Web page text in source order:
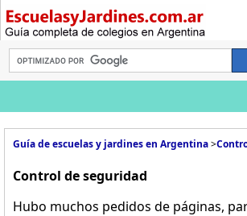
Guía de escuelas y jardines en Argentina>
Control de seguridad
Hubo muchos pedidos de páginas,